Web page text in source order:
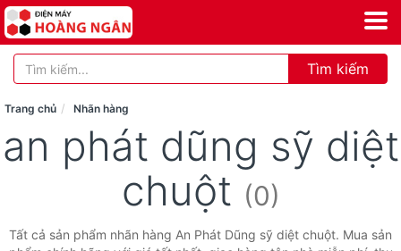
Tìm kiếm
Trang chủ Nhãn hàng
an phát dũng sỹ diệt
chuột (0)
Tất cả sản phẩm nhãn hàng An Phát Dũng sỹ diệt chuột. Mua sản